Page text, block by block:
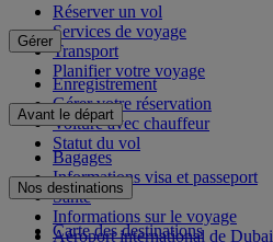
Réserver un vol
Services de voyage
Transport
Planifier votre voyage
Gérer
Enregistrement
Gérer votre réservation
Voiture avec chauffeur
Statut du vol
Avant le départ
Bagages
Informations visa et passeport
Santé
Informations sur le voyage
Aéroport international de Dubai
Nos destinations
Carte des destinations